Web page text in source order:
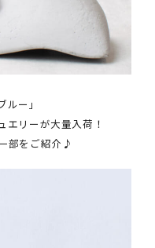
ー」
エリーが大量入荷！
部をご紹介♪